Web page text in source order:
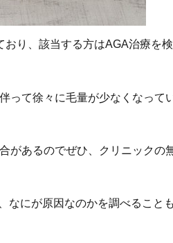
おり、該当する方はAGA治療を
って徐々に毛量が少なくなって
があるのでぜひ、クリニックの
なにが原因なのかを調べること